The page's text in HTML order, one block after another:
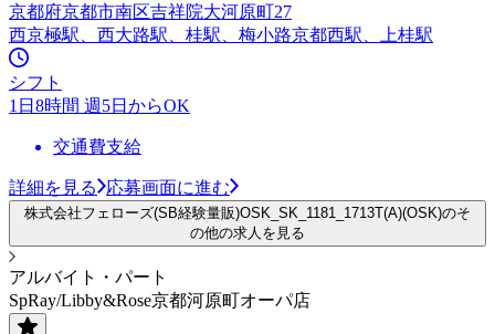
京都府京都市南区吉祥院大河原町27
西京極駅、西大路駅、桂駅、梅小路京都西駅、上桂駅
シフト
1日8時間 週5日からOK
交通費支給
詳細を見る 応募画面に進む
株式会社フェローズ(SB経験量販)OSK_SK_1181_1713T(A)(OSK)のそ
の他の求人を見る
アルバイト・パート
SpRay/Libby&Rose京都河原町オーパ店